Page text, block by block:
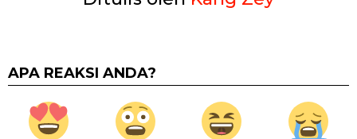
APA REAKSI ANDA?